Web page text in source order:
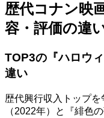
歴代コナン映
容・評価の違
TOP3の『ハロウ
違い
歴代興行収入トップを
（2022年）と『緋色